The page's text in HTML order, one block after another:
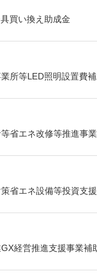
買い換え助成金
所等LED照明設置費補
省エネ改修等推進事
省エネ設備等投資支
経営推進支援事業